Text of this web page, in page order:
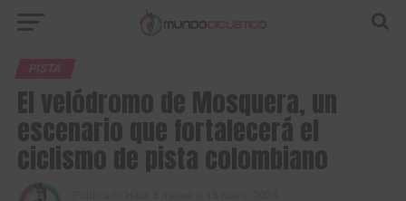
PISTA
El velódromo de Mosquera, un
escenario que fortalecerá el
ciclismo de pista colombiano